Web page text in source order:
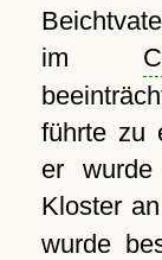
im
führte zu
er
Kloster an
wurde